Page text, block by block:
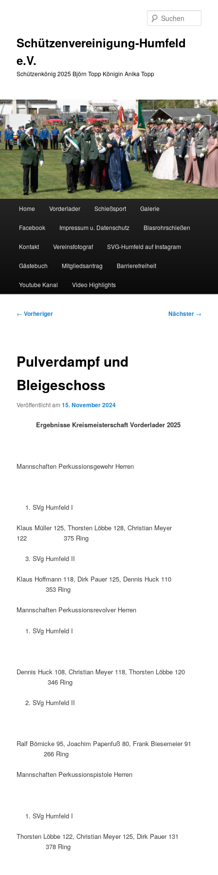
Schützenvereinigung-Humfeld
e.V.
Schützenkönig 2025 Björn Topp Königin Anika Topp
Home Vorderlader Schießsport Galerie
Facebook Impressum u. Datenschutz Blasrohrschießen
Kontakt Vereinsfotograf SVG-Humfeld auf Instagram
Gästebuch Mitgliedsantrag Barrierefreiheit
Youtube Kanal Video Highlights
Beitragsnavigation
← Vorheriger Nächster →
Pulverdampf und
Bleigeschoss
Veröffentlicht am15. November 2024
Ergebnisse Kreismeisterschaft Vorderlader 2025
Mannschaften Perkussionsgewehr Herren
SVg Humfeld I
Klaus Müller 125, Thorsten Löbbe 128, Christian Meyer
122 375 Ring
SVg Humfeld II
Klaus Hoffmann 118, Dirk Pauer 125, Dennis Huck 110
353 Ring
Mannschaften Perkussionsrevolver Herren
SVg Humfeld I
Dennis Huck 108, Christian Meyer 118, Thorsten Löbbe 120
346 Ring
SVg Humfeld II
Ralf Börnicke 95, Joachim Papenfuß 80, Frank Biesemeier 91
266 Ring
Mannschaften Perkussionspistole Herren
SVg Humfeld I
Thorsten Löbbe 122, Christian Meyer 125, Dirk Pauer 131
378 Ring